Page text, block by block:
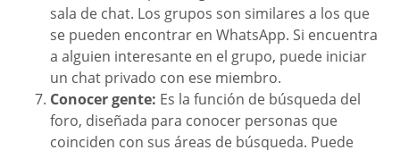
sala de chat. Los grupos son similares a los que
se pueden encontrar en WhatsApp. Si encuentra
a alguien interesante en el grupo, puede iniciar
un chat privado con ese miembro.
Conocer gente: Es la función de búsqueda del
foro, diseñada para conocer personas que
coinciden con sus áreas de búsqueda. Puede